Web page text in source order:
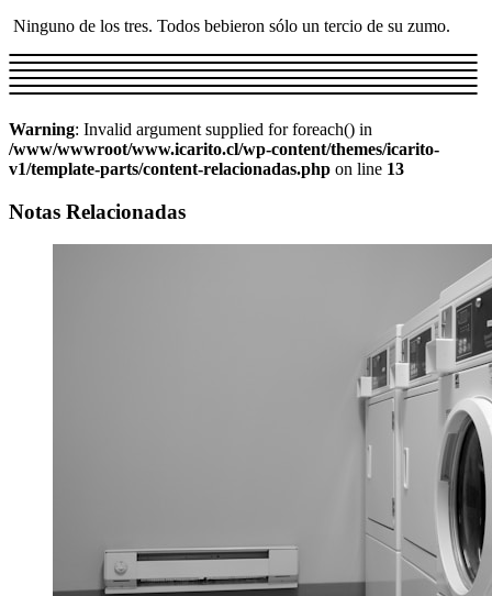
Ninguno de los tres. Todos bebieron sólo un tercio de su zumo.
Warning: Invalid argument supplied for foreach() in
/www/wwwroot/www.icarito.cl/wp-content/themes/icarito-
v1/template-parts/content-relacionadas.php on line 13
Notas Relacionadas